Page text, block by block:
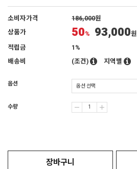
소비자가격 186,000원
상품가
50% 93,000원
적립금
1%
배송비
(조건) 지역별
옵션
수량
장바구니